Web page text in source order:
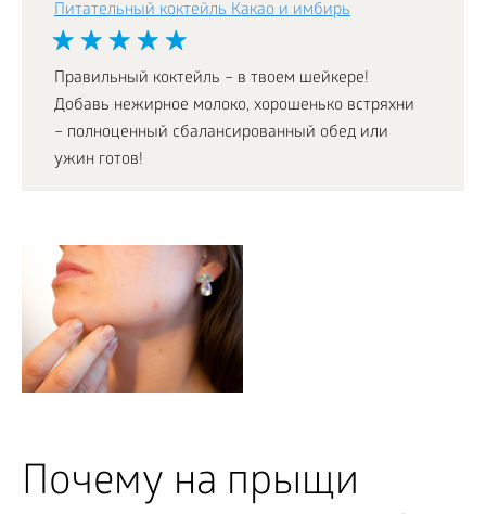
Питательный коктейль Какао и имбирь
Правильный коктейль – в твоем шейкере!
Добавь нежирное молоко, хорошенько встряхни
– полноценный сбалансированный обед или
ужин готов!
Почему на прыщи